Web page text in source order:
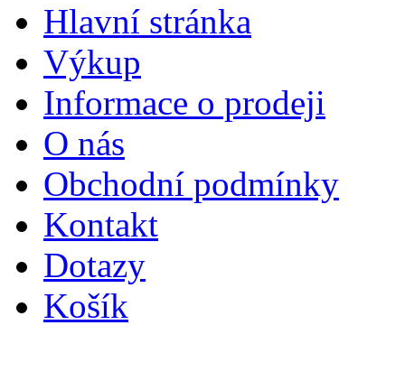
Hlavní stránka
Výkup
Informace o prodeji
O nás
Obchodní podmínky
Kontakt
Dotazy
Košík